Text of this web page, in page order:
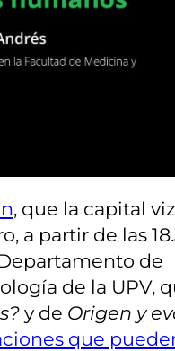
, que la capital
a partir de las
de
de la UPV,
y de Origen y
que